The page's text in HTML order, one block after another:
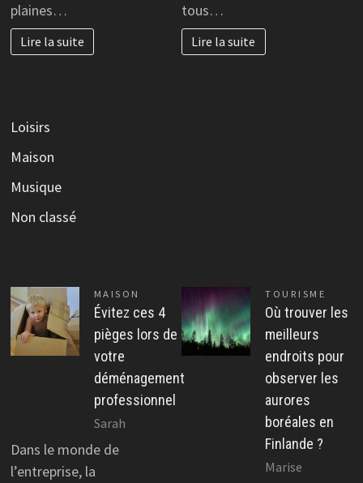
plaines…
Lire la suite
tous…
Lire la suite
Loisirs
Maison
Musique
Non classé
MAISON
Évitez ces 4
pièges lors de
votre
déménagement
professionnel
Sarah
Dans le monde de
l’entreprise, la
TOURISME
Où trouver les
meilleurs
endroits pour
observer les
aurores
boréales en
Finlande ?
Marise